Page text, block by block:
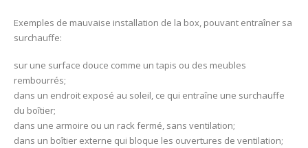
Exemples de mauvaise installation de la box, pouvant entraîner sa
surchauffe:
sur une surface douce comme un tapis ou des meubles
rembourrés;
dans un endroit exposé au soleil, ce qui entraîne une surchauffe
du boîtier;
dans une armoire ou un rack fermé, sans ventilation;
dans un boîtier externe qui bloque les ouvertures de ventilation;